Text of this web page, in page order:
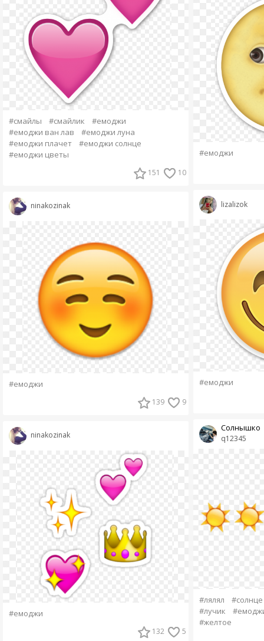
#смайлы #смайлик
#емоджи
#емоджи ван лав
#емоджи луна
#емоджи плачет
#емоджи солнце
#емоджи цветы
151 10
ninakozinak
#емоджи
139 9
ninakozinak
#емоджи
132 5
#емоджи
lizalizok
#емоджи
q12345
Солнышко
#лялял
#лучик
#желтое